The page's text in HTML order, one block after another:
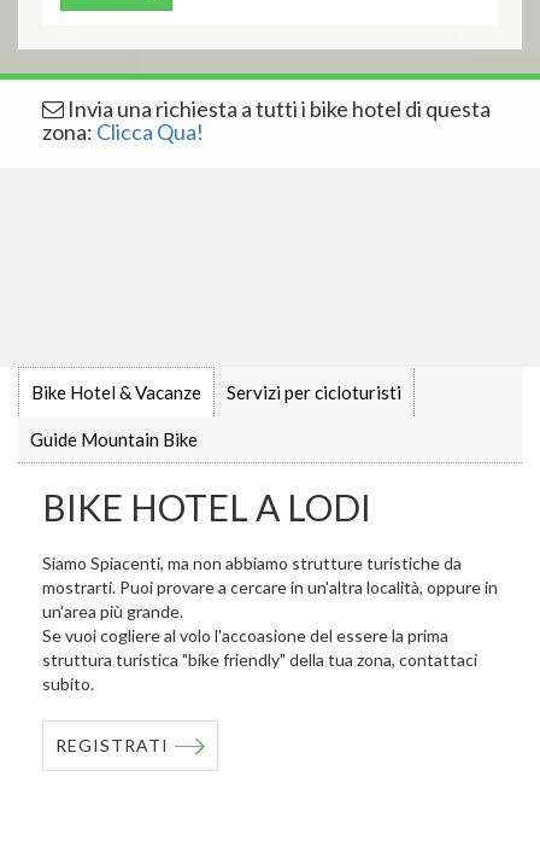
Invia una richiesta a tutti i bike hotel di questa
zona: Clicca Qua!
Bike Hotel & Vacanze Servizi per cicloturisti
Guide Mountain Bike
BIKE HOTEL A LODI
Siamo Spiacenti, ma non abbiamo strutture turistiche da
mostrarti. Puoi provare a cercare in un'altra località, oppure in
un'area più grande.
Se vuoi cogliere al volo l'accoasione del essere la prima
struttura turistica "bike friendly" della tua zona, contattaci
subito.
REGISTRATI